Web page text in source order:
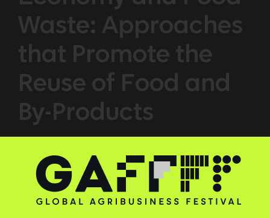
Waste: Approaches
that Promote the
Reuse of Food and
By-Products